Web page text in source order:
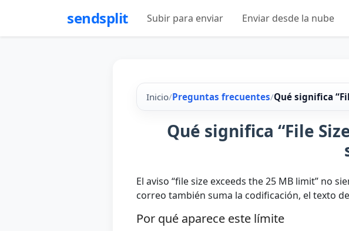
sendsplit Subir para enviar Enviar desde la nube
Inicio/Preguntas frecuentes/Qué significa
Qué significa “File
El aviso “file size exceeds the 25 MB limit” no
correo también suma la codificación, el texto
Por qué aparece este límite